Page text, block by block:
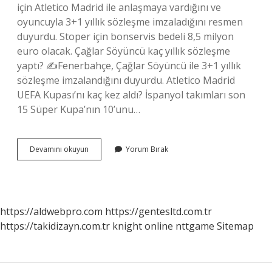
için Atletico Madrid ile anlaşmaya vardığını ve
oyuncuyla 3+1 yıllık sözleşme imzaladığını resmen
duyurdu. Stoper için bonservis bedeli 8,5 milyon
euro olacak. Çağlar Söyüncü kaç yıllık sözleşme
yaptı? ✍Fenerbahçe, Çağlar Söyüncü ile 3+1 yıllık
sözleşme imzalandığını duyurdu. Atletico Madrid
UEFA Kupası’nı kaç kez aldı? İspanyol takımları son
15 Süper Kupa’nın 10’unu…
Devamını okuyun
Madrid
Yorum Bırak
https://aldwebpro.com https://gentesltd.com.tr
https://takidizayn.com.tr knight online nttgame Sitemap